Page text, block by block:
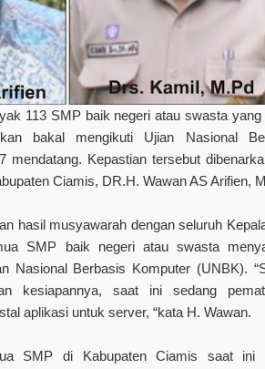
113 SMP baik negeri atau swasta yang
bakal mengikuti Ujian Nasional
mendatang. Kepastian tersebut
Ciamis, DR.H. Wawan AS Arifien,
hasil musyawarah dengan seluruh
SMP baik negeri atau swasta
Nasional Berbasis Komputer (UNBK).
kesiapannya, saat ini sedang
aplikasi untuk server, “kata H. Wawan.
SMP di Kabupaten Ciamis saat ini